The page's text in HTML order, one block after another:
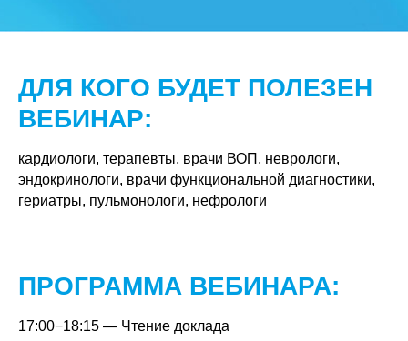
ДЛЯ КОГО БУДЕТ ПОЛЕЗЕН
ВЕБИНАР:
кардиологи, терапевты, врачи ВОП, неврологи,
эндокринологи, врачи функциональной диагностики,
гериатры, пульмонологи, нефрологи
ПРОГРАММА ВЕБИНАРА:
17:00−18:15 — Чтение доклада